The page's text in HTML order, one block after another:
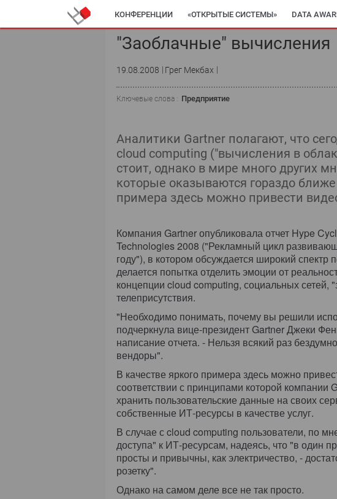
КОНФЕРЕНЦИИ «ОТКРЫТЫЕ СИСТЕМЫ» DATA
"Заоблачные" вычисления
19.08.2008 Грег Мекбах
Ключевые слова : Предприятие
Аналитики Gartner полагают, что
cloud computing ("вычисления в
стоит, однако в мире много других
которые оказываются гораздо
примера здесь можно привести
Компания Gartner опубликовала отчет Hype
Technologies 2008 ("Рекламный цикл
году"), в котором обсуждается широкий спектр
делается попытка отделить эмоции от
концепции cloud computing, социальных сетей,
телеприсутствия.
"Необходимо понимать, почему вы решили
подчеркнула вице-президент Gartner Джеки
написание отчета. - Нельзя всякий раз
вендоры".
В качестве яркого примера здесь можно
соответствии с принципами которой компании
хранить пользовательские данные на своих
собственные ИТ-ресурсы в качестве услуг.
В случае с cloud computing пользователи, по
доступа" к ИТ-ресурсам, надеясь, что "в один
просты и привычны, как электричество, -
розетку".
Однако на самом деле все не так просто.